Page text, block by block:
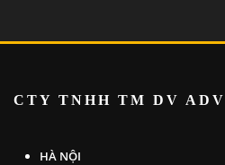
CTY TNHH TM DV
HÀ NỘI